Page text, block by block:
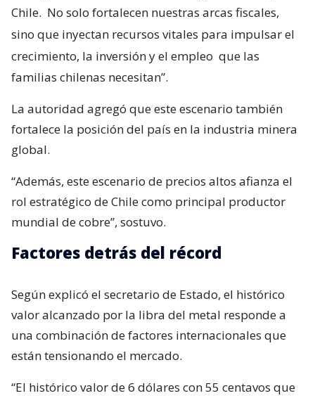
Chile. No solo fortalecen nuestras arcas fiscales,
sino que inyectan recursos vitales para impulsar el
crecimiento, la inversión y el empleo que las
familias chilenas necesitan”.
La autoridad agregó que este escenario también
fortalece la posición del país en la industria minera
global.
“Además, este escenario de precios altos afianza el
rol estratégico de Chile como principal productor
mundial de cobre”, sostuvo.
Factores detrás del récord
Según explicó el secretario de Estado, el histórico
valor alcanzado por la libra del metal responde a
una combinación de factores internacionales que
están tensionando el mercado.
“El histórico valor de 6 dólares con 55 centavos que